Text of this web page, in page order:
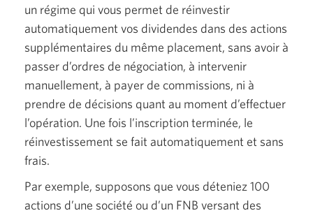
un régime qui vous permet de réinvestir
automatiquement vos dividendes dans des actions
supplémentaires du même placement, sans avoir à
passer d’ordres de négociation, à intervenir
manuellement, à payer de commissions, ni à
prendre de décisions quant au moment d’effectuer
l’opération. Une fois l’inscription terminée, le
réinvestissement se fait automatiquement et sans
frais.
Par exemple, supposons que vous déteniez 100
actions d’une société ou d’un FNB versant des